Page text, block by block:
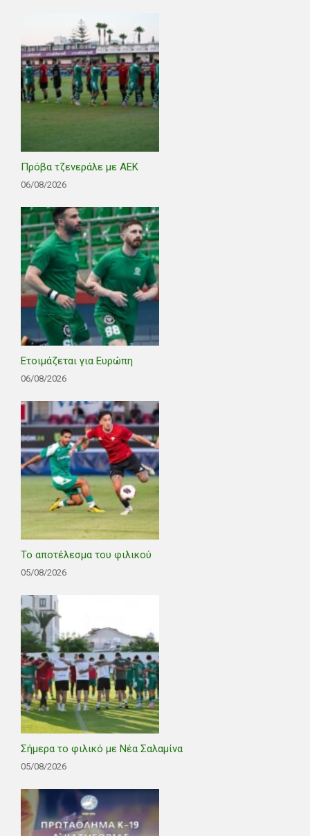
Πρόβα τζενεράλε με ΑΕΚ
06/08/2026
Ετοιμάζεται για Ευρώπη
06/08/2026
Το αποτέλεσμα του φιλικού
05/08/2026
Σήμερα το φιλικό με Νέα Σαλαμίνα
05/08/2026